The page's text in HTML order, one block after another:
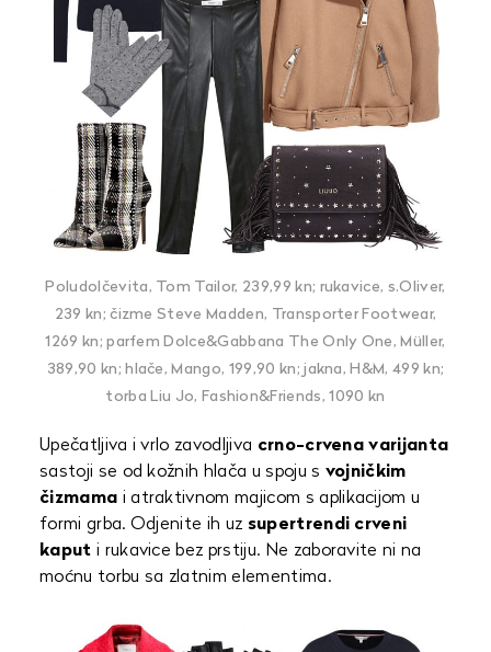
Poludolčevita, Tom Tailor, 239,99 kn; rukavice, s.Oliver,
239 kn; čizme Steve Madden, Transporter Footwear,
1269 kn; parfem Dolce&Gabbana The Only One, Müller,
389,90 kn; hlače, Mango, 199,90 kn; jakna, H&M, 499 kn;
torba Liu Jo, Fashion&Friends, 1090 kn
Upečatljiva i vrlo zavodljiva crno-crvena varijanta
sastoji se od kožnih hlača u spoju s vojničkim
čizmama i atraktivnom majicom s aplikacijom u
formi grba. Odjenite ih uz supertrendi crveni
kaput i rukavice bez prstiju. Ne zaboravite ni na
moćnu torbu sa zlatnim elementima.